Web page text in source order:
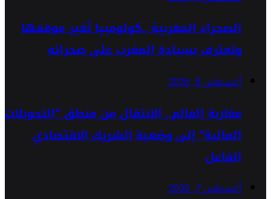
الصحراء المغربية ..كولومبيا تُغير موقفها
وتعترف بسيادة المغرب على صحرائه
أغسطس 8, 2026
مغاربة العالم.. الانتقال من منطق “التحويلات
المالية” إلى وضعية الشريك الاقتصادي
الفاعل
أغسطس 7, 2026